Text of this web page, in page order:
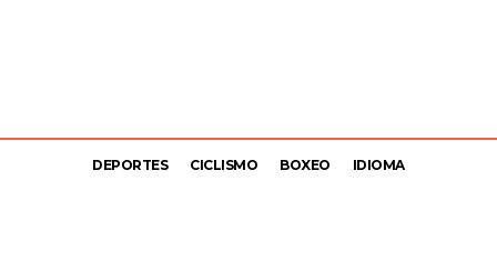
DEPORTES CICLISMO BOXEO IDIOMA